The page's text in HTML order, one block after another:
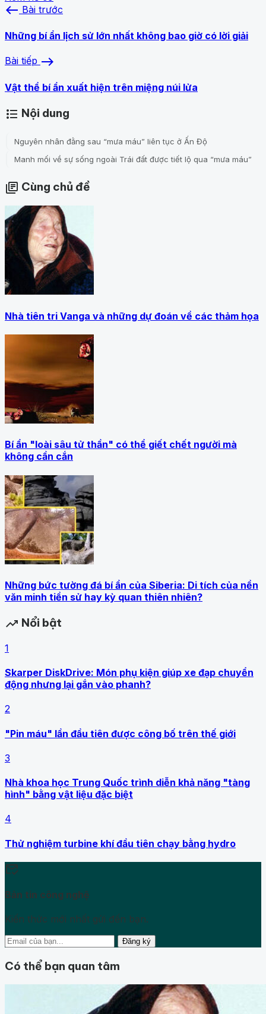
west Bài trước
Những bí ẩn lịch sử lớn nhất không bao giờ có lời giải
Bài tiếp east
Vật thể bí ẩn xuất hiện trên miệng núi lửa
format_list_bulleted Nội dung
Nguyên nhân đằng sau “mưa máu” liên tục ở Ấn Độ
Manh mối về sự sống ngoài Trái đất được tiết lộ qua “mưa máu”
library_books Cùng chủ đề
Nhà tiên tri Vanga và những dự đoán về các thảm họa
Bí ẩn "loài sâu tử thần" có thể giết chết người mà
không cần cắn
Những bức tường đá bí ẩn của Siberia: Di tích của nền
văn minh tiền sử hay kỳ quan thiên nhiên?
trending_up Nổi bật
1
Skarper DiskDrive: Món phụ kiện giúp xe đạp chuyển
động nhưng lại gắn vào phanh?
2
"Pin máu" lần đầu tiên được công bố trên thế giới
3
Nhà khoa học Trung Quốc trình diễn khả năng "tàng
hình" bằng vật liệu đặc biệt
4
Thử nghiệm turbine khí đầu tiên chạy bằng hydro
mark_email_read
Bản tin công nghệ
Kiến thức mới nhất gửi đến bạn.
Đăng ký
Có thể bạn quan tâm